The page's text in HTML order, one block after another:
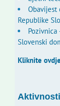
Obavijest
Republike
Slovenski
Kliknite
Aktivnosti